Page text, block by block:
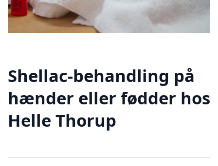
Shellac-behandling på
hænder eller fødder hos
Helle Thorup